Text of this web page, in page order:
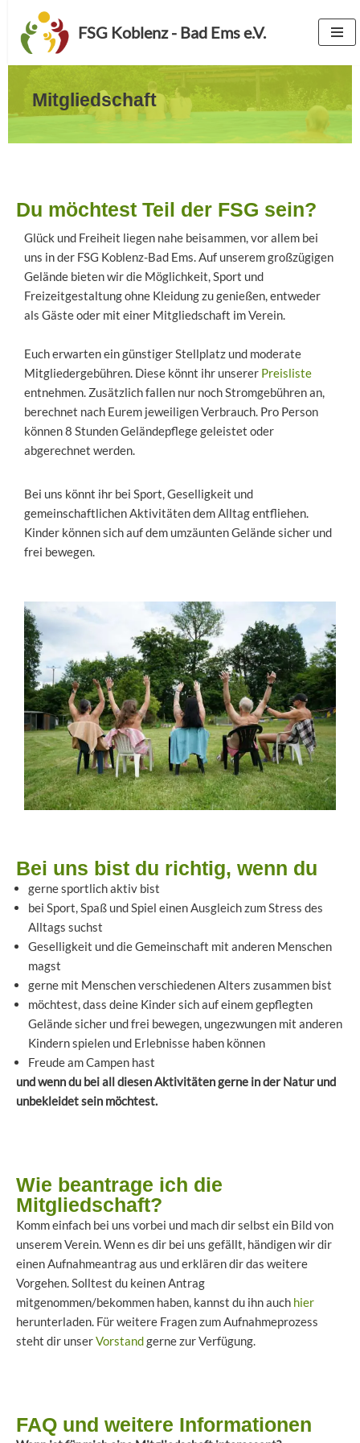
Zum
Inhalt
FSG Koblenz - Bad Ems e.V.
Mitgliedschaft
Du möchtest Teil der FSG sein?
Glück und Freiheit liegen nahe beisammen, vor allem bei
uns in der FSG Koblenz-Bad Ems. Auf unserem großzügigen
Gelände bieten wir die Möglichkeit, Sport und
Freizeitgestaltung ohne Kleidung zu genießen, entweder
als Gäste oder mit einer Mitgliedschaft im Verein.
Euch erwarten ein günstiger Stellplatz und moderate
Mitgliedergebühren. Diese könnt ihr unserer Preisliste
entnehmen. Zusätzlich fallen nur noch Stromgebühren an,
berechnet nach Eurem jeweiligen Verbrauch. Pro Person
können 8 Stunden Geländepflege geleistet oder
abgerechnet werden.
Bei uns könnt ihr bei Sport, Geselligkeit und
gemeinschaftlichen Aktivitäten dem Alltag entfliehen.
Kinder können sich auf dem umzäunten Gelände sicher und
frei bewegen.
Bei uns bist du richtig, wenn du
gerne sportlich aktiv bist
bei Sport, Spaß und Spiel einen Ausgleich zum Stress des
Alltags suchst
Geselligkeit und die Gemeinschaft mit anderen Menschen
magst
gerne mit Menschen verschiedenen Alters zusammen bist
möchtest, dass deine Kinder sich auf einem gepflegten
Gelände sicher und frei bewegen, ungezwungen mit anderen
Kindern spielen und Erlebnisse haben können
Freude am Campen hast
und wenn du bei all diesen Aktivitäten gerne in der Natur und
unbekleidet sein möchtest.
Wie beantrage ich die
Mitgliedschaft?
Komm einfach bei uns vorbei und mach dir selbst ein Bild von
unserem Verein. Wenn es dir bei uns gefällt, händigen wir dir
einen Aufnahmeantrag aus und erklären dir das weitere
Vorgehen. Solltest du keinen Antrag
mitgenommen/bekommen haben, kannst du ihn auch hier
herunterladen. Für weitere Fragen zum Aufnahmeprozess
steht dir unserVorstandgerne zur Verfügung.
FAQ und weitere Informationen